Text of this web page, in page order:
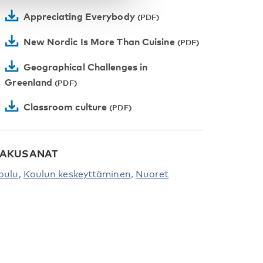
Appreciating Everybody
New Nordic Is More Than Cuisine
Geographical Challenges in
Greenland
Classroom culture
Koulun keskeyttäminen Nuoret